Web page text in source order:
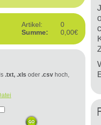
Artikel:
0
Summe:
0,00€
.txt, .xls oder .csv hoch,